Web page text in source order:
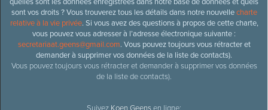
sont vos droits ? Vous trouverez tous les détails dans notre nouvellecharte
relative à la vie privée. Si vous avez des questions à propos de cette charte,
vous pouvez vous adresser à l’adresse électronique suivante :
secretariaat.geens@gmail.com. Vous pouvez toujours vous rétracter et
demander à supprimer vos données de la liste de contacts).
Vous pouvez toujours vous rétracter et demander à supprimer vos données
de la liste de contacts).